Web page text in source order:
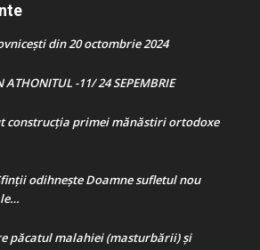
din 20 octombrie 2024
ATHONITUL -11/ 24 SEPEMBRIE
construcţia primei mănăstiri ortodoxe
odihnește Doamne sufletul nou
păcatul malahiei (masturbării) şi